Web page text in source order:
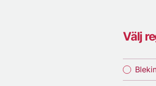
Välj